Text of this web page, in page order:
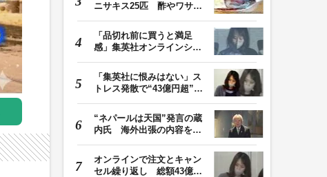
ニサキス25匹 酢やワサビ
「品切れ前に買うと満足
感」集英社オンラインショ
「集英社に恨みはない」ス
トレス発散で“43億円超”の
“ネパールは天国”発言の蔵
内氏 海外出張の内容を説
オンラインで注文とキャン
セル繰り返し 総額43億円